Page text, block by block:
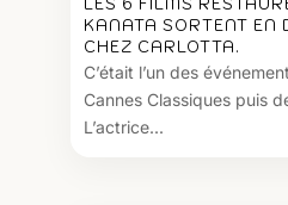
LES 6 FILMS
KANATA SORTENT EN
CHEZ CARLOTTA.
C’était l’un des
Cannes Classiques puis
L’actrice...